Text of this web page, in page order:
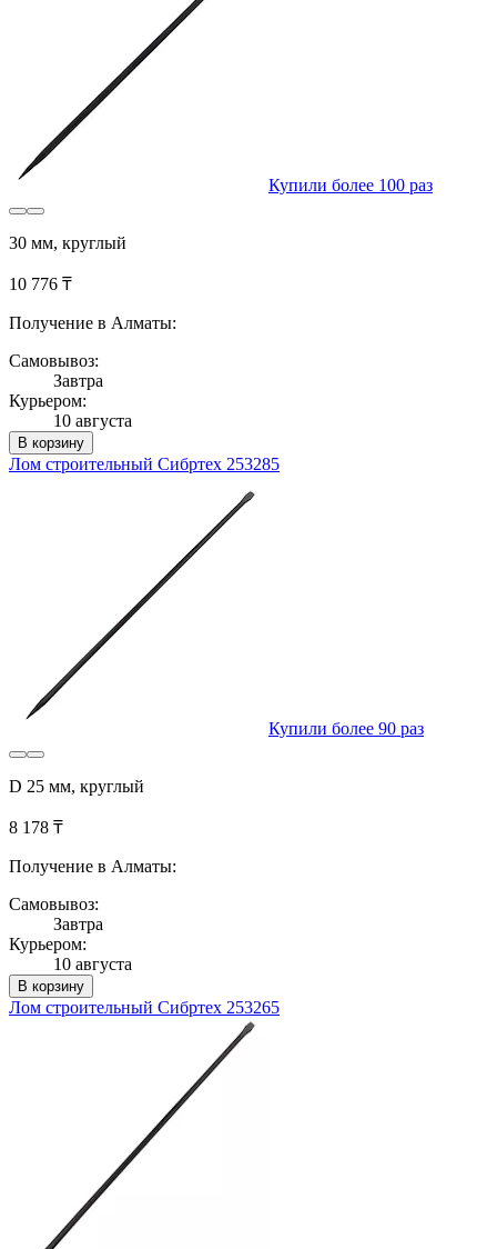
Купили более 100 раз
30 мм, круглый
10 776 ₸
Получение в Алматы:
Самовывоз:
Завтра
Курьером:
10 августа
В корзину
Лом строительный Сибртех 253285
Купили более 90 раз
D 25 мм, круглый
8 178 ₸
Получение в Алматы:
Самовывоз:
Завтра
Курьером:
10 августа
В корзину
Лом строительный Сибртех 253265